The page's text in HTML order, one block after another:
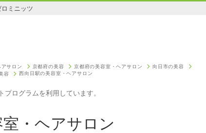
ミニッツ
サロン 京都府の美容 京都府の美容室・ヘアサロン
向日市の美容
容 西向日駅の美容室・ヘアサロン
ログラムを利用しています。
・ヘアサロン